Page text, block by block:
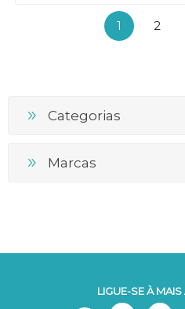
1 2
Categorias
Marcas
LIGUE-SE À